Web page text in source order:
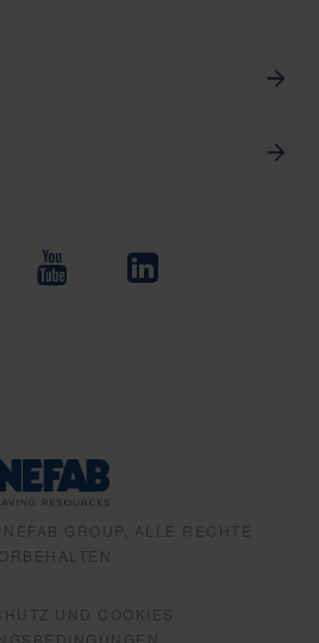
GROUP, ALLE RECHTE
UND COOKIES